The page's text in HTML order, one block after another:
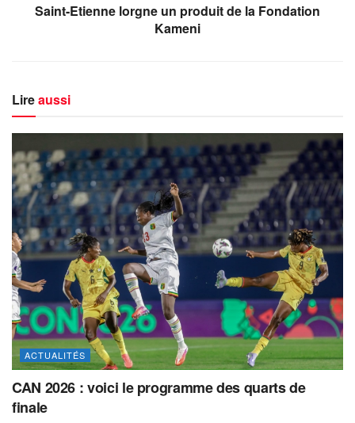
Saint-Etienne lorgne un produit de la Fondation
Kameni
Lireaussi
ACTUALITÉS
CAN 2026 : voici le programme des quarts de
finale